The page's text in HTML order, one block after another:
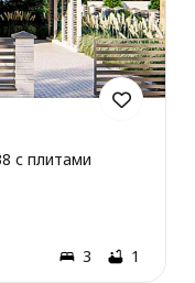
с плитами
3 1